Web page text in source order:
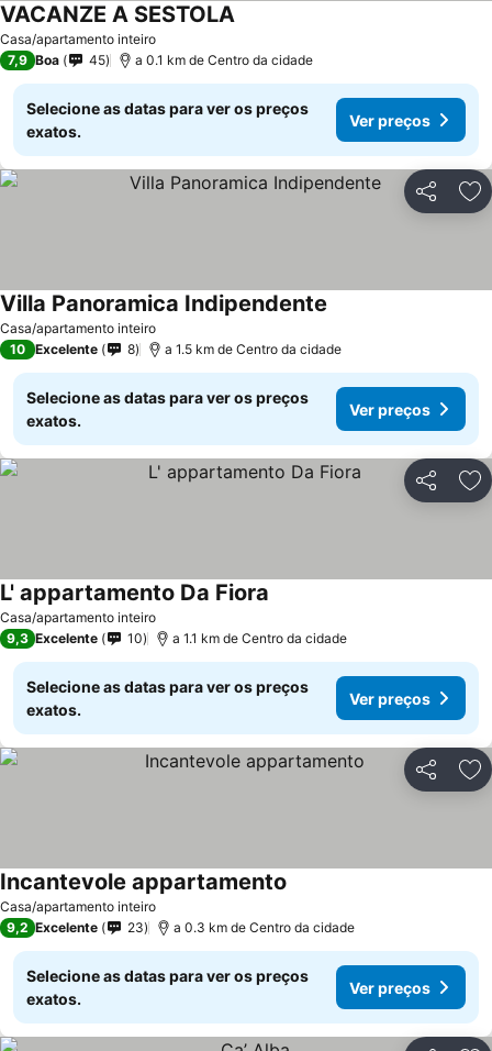
Casa/apartamento inteiro
VACANZE A SESTOLAVer preços
7,9 Boa 45 a 0.1 km de Centro da cidade
Selecione as datas para ver os preços
exatos.
Ver preços
Partilhar
Casa/apartamento inteiro
Villa Panoramica Indipendente
10 Excelente 8 a 1.5 km de Centro da cidade
Selecione as datas para ver os preços
exatos.
Ver preços
Partilhar
Casa/apartamento inteiro
L' appartamento Da Fiora
9,3 Excelente 10 a 1.1 km de Centro da cidade
Selecione as datas para ver os preços
exatos.
Ver preços
Partilhar
Casa/apartamento inteiro
Incantevole appartamento
9,2 Excelente 23 a 0.3 km de Centro da cidade
Selecione as datas para ver os preços
exatos.
Ver preços